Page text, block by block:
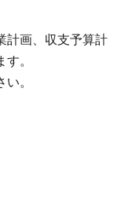
計画、収支予算計
。
。